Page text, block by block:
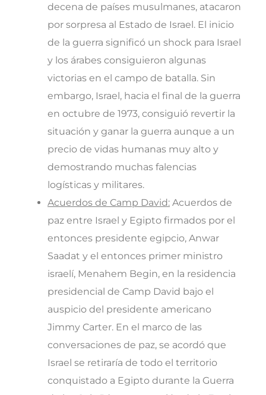
decena de países musulmanes, atacaron
por sorpresa al Estado de Israel. El inicio
de la guerra significó un shock para Israel
y los árabes consiguieron algunas
victorias en el campo de batalla. Sin
embargo, Israel, hacia el final de la guerra
en octubre de 1973, consiguió revertir la
situación y ganar la guerra aunque a un
precio de vidas humanas muy alto y
demostrando muchas falencias
logísticas y militares.
Acuerdos de Camp David: Acuerdos de
paz entre Israel y Egipto firmados por el
entonces presidente egipcio, Anwar
Saadat y el entonces primer ministro
israelí, Menahem Begin, en la residencia
presidencial de Camp David bajo el
auspicio del presidente americano
Jimmy Carter. En el marco de las
conversaciones de paz, se acordó que
Israel se retiraría de todo el territorio
conquistado a Egipto durante la Guerra